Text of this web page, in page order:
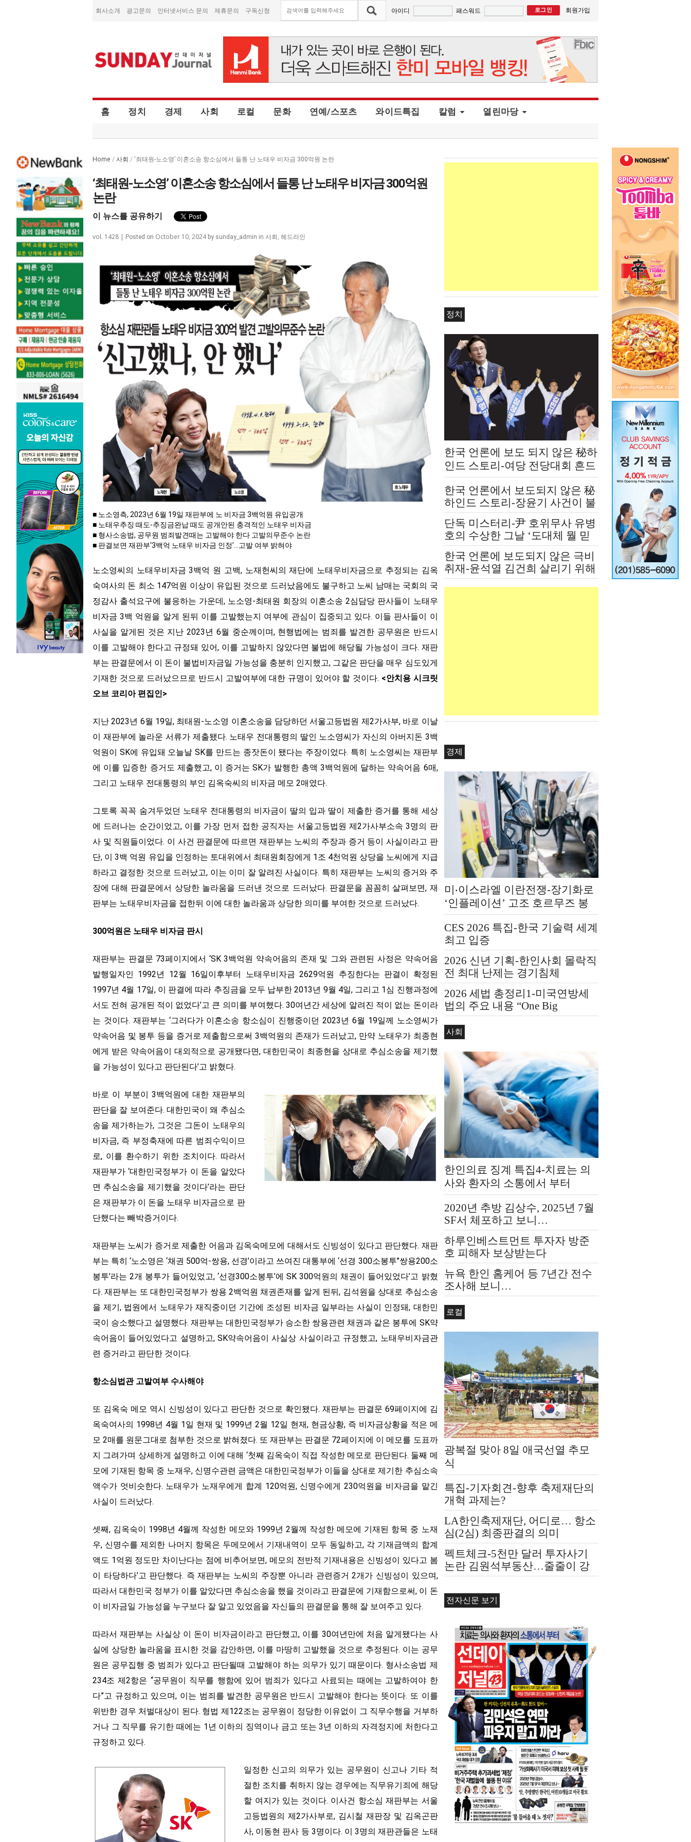
회사소개 광고문의 인터넷서비스 문의 제휴문의 구독신청 아이디 패스워드 회원가입
홈 정치 경제 사회 로컬 문화 연예/스포츠 와이드특집 칼럼 열린마당
Home / 사회 / ‘최태원-노소영’ 이혼소송 항소심에서 들통 난 노태우 비자금 300억원 논란
‘최태원-노소영’ 이혼소송 항소심에서 들통 난 노태우 비자금 300억원
논란
이 뉴스를 공유하기
vol. 1428 | Posted on October 10, 2024by sunday_admin in 사회, 헤드라인
■ 노소영측, 2023년 6월 19일 재판부에 노 비자금 3백억원 유입공개
■ 노태우추징 때도-추징금완납 때도 공개안된 충격적인 노태우 비자금
■ 형사소송법, 공무원 범죄발견때는 고발해야 한다 고발의무준수 논란
■ 판결보면 재판부‘3백억 노태우 비자금 인정’…고발 여부 밝혀야
노소영씨의 노태우비자금 3백억 원 고백, 노재헌씨의 재단에 노태우비자금으로 추정되는 김옥
숙여사의 돈 최소 147억원 이상이 유입된 것으로 드러났음에도 불구하고 노씨 남매는 국회의 국
정감사 출석요구에 불응하는 가운데, 노소영-최태원 회장의 이혼소송 2심담당 판사들이 노태우
비자금 3백 억원을 알게 된뒤 이를 고발했는지 여부에 관심이 집중되고 있다. 이들 판사들이 이
사실을 알게된 것은 지난 2023년 6월 중순께이며, 현행법에는 범죄를 발견한 공무원은 반드시
이를 고발해야 한다고 규정돼 있어, 이를 고발하지 않았다면 불법에 해당될 가능성이 크다. 재판
부는 판결문에서 이 돈이 불법비자금일 가능성을 충분히 인지했고, 그같은 판단을 매우 심도있게
기재한 것으로 드러났으므로 반드시 고발여부에 대한 규명이 있어야 할 것이다. <안치용 시크릿
오브 코리아 편집인>
지난 2023년 6월 19일, 최태원-노소영 이혼소송을 담당하던 서울고등법원 제2가사부, 바로 이날
이 재판부에 놀라운 서류가 제출됐다. 노태우 전대통령의 딸인 노소영씨가 자신의 아버지돈 3백
억원이 SK에 유입돼 오늘날 SK를 만드는 종잣돈이 됐다는 주장이었다. 특히 노소영씨는 재판부
에 이를 입증한 증거도 제출했고, 이 증거는 SK가 발행한 총액 3백억원에 달하는 약속어음 6매,
그리고 노태우 전대통령의 부인 김옥숙씨의 비자금 메모 2매였다.
그토록 꼭꼭 숨겨두었던 노태우 전대통령의 비자금이 딸의 입과 딸이 제출한 증거를 통해 세상
에 드러나는 순간이었고, 이를 가장 먼저 접한 공직자는 서울고등법원 제2가사부소속 3명의 판
사 및 직원들이었다. 이 사건 판결문에 따르면 재판부는 노씨의 주장과 증거 등이 사실이라고 판
단, 이 3백 억원 유입을 인정하는 토대위에서 최태원회장에게 1조 4천억원 상당을 노씨에게 지급
하라고 결정한 것으로 드러났고, 이는 이미 잘 알려진 사실이다. 특히 재판부는 노씨의 증거와 주
장에 대해 판결문에서 상당한 놀라움을 드러낸 것으로 드러났다. 판결문을 꼼꼼히 살펴보면, 재
판부는 노태우비자금을 접한뒤 이에 대한 놀라움과 상당한 의미를 부여한 것으로 드러났다.
300억원은 노태우 비자금 판시
재판부는 판결문 73페이지에서 ‘SK 3백억원 약속어음의 존재 및 그와 관련된 사정은 약속어음
발행일자인 1992년 12월 16일이후부터 노태우비자금 2629억원 추징한다는 판결이 확정된
1997년 4월 17일, 이 판결에 따라 추징금을 모두 납부한 2013년 9월 4일, 그리고 1심 진행과정에
서도 전혀 공개된 적이 없었다’고 큰 의미를 부여했다. 30여년간 세상에 알려진 적이 없는 돈이라
는 것이다. 재판부는 ‘그러다가 이혼소송 항소심이 진행중이던 2023년 6월 19일께 노소영씨가
약속어음 및 봉투 등을 증거로 제출함으로써 3백억원의 존재가 드러났고, 만약 노태우가 최종현
에게 받은 약속어음이 대외적으로 공개됐다면, 대한민국이 최종현을 상대로 추심소송을 제기했
을 가능성이 있다고 판단된다’고 밝혔다.
바로 이 부분이 3백억원에 대한 재판부의
판단을 잘 보여준다. 대한민국이 왜 추심소
송을 제가하는가, 그것은 그돈이 노태우의
비자금, 즉 부정축재에 따른 범죄수익이므
로, 이를 환수하기 위한 조치이다. 따라서
재판부가 ‘대한민국정부가 이 돈을 알았다
면 추심소송을 제기했을 것이다’라는 판단
은 재판부가 이 돈을 노태우 비자금으로 판
단했다는 빼박증거이다.
재판부는 노씨가 증거로 제출한 어음과 김옥숙메모에 대해서도 신빙성이 있다고 판단했다. 재판
부는 특히 ‘노소영은 ‘채권 500억-쌍용, 선경’이라고 쓰여진 대통부에 ‘선경 300소봉투’’쌍용200소
봉투’라는 2개 봉투가 들어있었고, ‘선경300소봉투’에 SK 300억원의 채권이 들어있었다’고 밝혔
다. 재판부는 또 대한민국정부가 쌍용 2백억원 채권존재를 알게 된뒤, 김석원을 상대로 추심소송
을 제기, 법원에서 노태우가 재직중이던 기간에 조성된 비자금 일부라는 사실이 인정돼, 대한민
국이 승소했다고 설명했다. 재판부는 대한민국정부가 승소한 쌍용관련 채권과 같은 봉투에 SK약
속어음이 들어있었다고 설명하고, SK약속어음이 사실상 사실이라고 규정했고, 노태우비자금관
련 증거라고 판단한 것이다.
항소심법관 고발여부 수사해야
또 김옥숙 메모 역시 신빙성이 있다고 판단한 것으로 확인됐다. 재판부는 판결문 69페이지에 김
옥숙여사의 1998년 4월 1일 현재 및 1999년 2월 12일 현재, 현금상황, 즉 비자금상황을 적은 메
모 2매를 원문그대로 첨부한 것으로 밝혀졌다. 또 재판부는 판결문 72페이지에 이 메모를 도표까
지 그려가며 상세하게 설명하고 이에 대해 ‘첫째 김옥숙이 직접 작성한 메모로 판단된다. 둘째 메
모에 기재된 항목 중 노재우, 신명수관련 금액은 대한민국정부가 이들을 상대로 제기한 추심소속
액수가 엇비슷한다. 노태우가 노재우에게 합계 120억원, 신명수에게 230억원을 비자금을 맡긴
사실이 드러났다.
셋째, 김옥숙이 1998년 4월께 작성한 메모와 1999년 2월께 작성한 메모에 기재된 항목 중 노재
우, 신명수를 제외한 나머지 항목은 두메모에서 기재내역이 모두 동일하고, 각 기재금액의 합계
액도 1억원 정도만 차이난다는 점에 비추어보면, 메모의 전반적 기재내용은 신빙성이 있다고 봄
이 타당하다’고 판단했다. 즉 재판부는 노씨의 주장뿐 아니라 관련증거 2개가 신빙성이 있으며,
따라서 대한민국 정부가 이를 알았다면 추심소송을 했을 것이라고 판결문에 기재함으로써, 이 돈
이 비자금일 가능성을 누구보다 잘 알고 있었음을 자신들의 판결문을 통해 잘 보여주고 있다.
따라서 재판부는 사실상 이 돈이 비자금이라고 판단했고, 이를 30여년만에 처음 알게됐다는 사
실에 상당한 놀라움을 표시한 것을 감안하면, 이를 마땅히 고발했을 것으로 추정된다. 이는 공무
원은 공무집행 중 범죄가 있다고 판단될때 고발해야 하는 의무가 있기 때문이다. 형사소송법 제
234조 제2항은 “공무원이 직무를 행함에 있어 범죄가 있다고 사료되는 때에는 고발하여야 한
다”고 규정하고 있으며, 이는 범죄를 발견한 공무원은 반드시 고발해야 한다는 뜻이다. 또 이를
위반한 경우 처벌대상이 된다. 형법 제122조는 공무원이 정당한 이유없이 그 직무수행을 거부하
거나 그 직무를 유기한 때에는 1년 이하의 징역이나 금고 또는 3년 이하의 자격정지에 처한다고
규정하고 있다.
일정한 신고의 의무가 있는 공무원이 신고나 기타 적
절한 조치를 취하지 않는 경우에는 직무유기죄에 해당
할 여지가 있는 것이다. 이사건 항소심 재판부는 서울
고등법원의 제2가사부로, 김시철 재판장 및 김옥곤판
사, 이동현 판사 등 3명이다. 이 3명의 재판관들은 노태
정치
한국 언론에 보도 되지 않은 秘하
인드 스토리-여당 전당대회 흔드
는 정청래-신천지 개입설 논란
한국 언론에서 보도되지 않은 秘
하인드 스토리-장윤기 사건이 불
붙인 여당과 검찰의 보완 수사권
전쟁
단독 미스터리-尹 호위무사 유병
호의 수상한 그날 ‘도대체 뭘 믿
고 설치고 까부나 했더니…’
한국 언론에 보도되지 않은 극비
취재-윤석열 김건희 살리기 위해
법도 깔아뭉갠 심우정의 자충수
경제
미‧이스라엘 이란전쟁-장기화로
‘인플레이션’ 고조 호르무즈 봉
쇄 ‘에너지 발 복합 쇼크’
CES 2026 특집-한국 기술력 세계
최고 입증
2026 신년 기획-한인사회 몰락직
전 최대 난제는 경기침체
2026 세법 총정리1-미국연방세
법의 주요 내용 “One Big
Beautiful Bill Act(OBBBA)”
사회
한인의료 징계 특집4-치료는 의
사와 환자의 소통에서 부터
2020년 추방 김상수, 2025년 7월
SF서 체포하고 보니…
하루인베스트먼트 투자자 방준
호 피해자 보상받는다
뉴욕 한인 홈케어 등 7년간 전수
조사해 보니…
로컬
광복절 맞아 8일 애국선열 추모
식
특집-기자회견-향후 축제재단의
개혁 과제는?
LA한인축제재단, 어디로… 항소
심(2심) 최종판결의 의미
펙트체크-5천만 달러 투자사기
논란 김원석부동산…줄줄이 강
제경매
전자신문 보기